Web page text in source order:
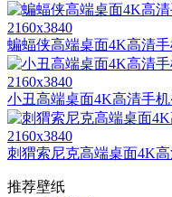
2160x3840
蝙蝠侠高端桌面4K高清
2160x3840
小丑高端桌面4K高清手
2160x3840
刺猬索尼克高端桌面4K
推荐壁纸